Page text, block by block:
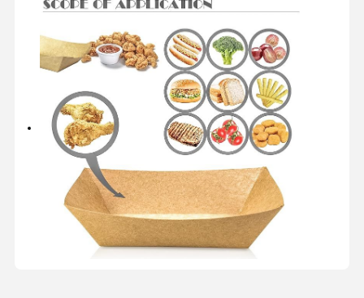
Ürün Hakkımızda Fabrika Turu